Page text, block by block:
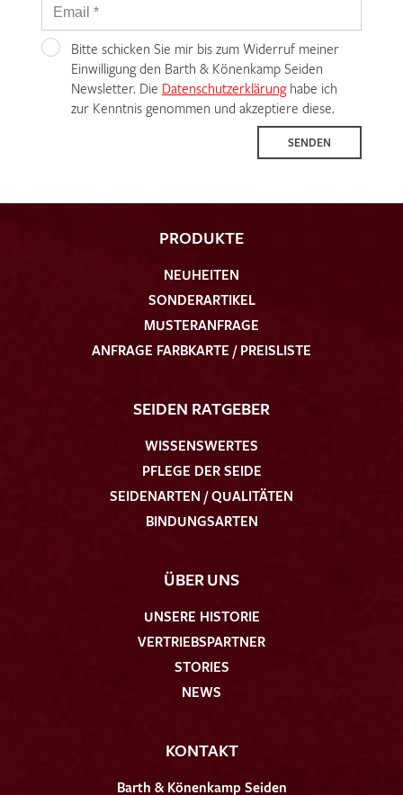
Bitte schicken Sie mir bis zum Widerruf meiner
Einwilligung den Barth & Könenkamp Seiden
Newsletter. Die Datenschutzerklärunghabe ich
zur Kenntnis genommen und akzeptiere diese.
SENDEN
PRODUKTE
NEUHEITEN
SONDERARTIKEL
MUSTERANFRAGE
ANFRAGE FARBKARTE / PREISLISTE
SEIDEN RATGEBER
WISSENSWERTES
PFLEGE DER SEIDE
SEIDENARTEN / QUALITÄTEN
BINDUNGSARTEN
ÜBER UNS
UNSERE HISTORIE
VERTRIEBSPARTNER
STORIES
NEWS
KONTAKT
Barth & Könenkamp Seiden